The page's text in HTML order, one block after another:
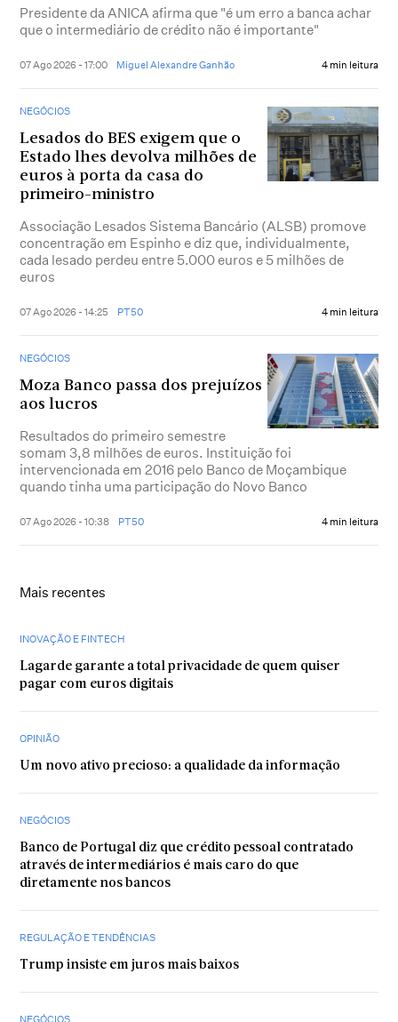
Presidente da ANICA afirma que "é um erro a banca achar
que o intermediário de crédito não é importante"
07 Ago 2026 - 17:00 Miguel Alexandre Ganhão 4 min leitura
NEGÓCIOS
Lesados do BES exigem que o
Estado lhes devolva milhões de
euros à porta da casa do
primeiro-ministro
Associação Lesados Sistema Bancário (ALSB) promove
concentração em Espinho e diz que, individualmente,
cada lesado perdeu entre 5.000 euros e 5 milhões de
euros
07 Ago 2026 - 14:25 PT50 4 min leitura
NEGÓCIOS
Moza Banco passa dos prejuízos
aos lucros
Resultados do primeiro semestre
somam 3,8 milhões de euros. Instituição foi
intervencionada em 2016 pelo Banco de Moçambique
quando tinha uma participação do Novo Banco
07 Ago 2026 - 10:38 PT50 4 min leitura
Mais recentes
INOVAÇÃO E FINTECH
Lagarde garante a total privacidade de quem quiser
pagar com euros digitais
OPINIÃO
Um novo ativo precioso: a qualidade da informação
NEGÓCIOS
Banco de Portugal diz que crédito pessoal contratado
através de intermediários é mais caro do que
diretamente nos bancos
REGULAÇÃO E TENDÊNCIAS
Trump insiste em juros mais baixos
NEGÓCIOS